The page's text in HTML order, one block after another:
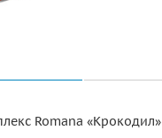
Romana «Крокодил»